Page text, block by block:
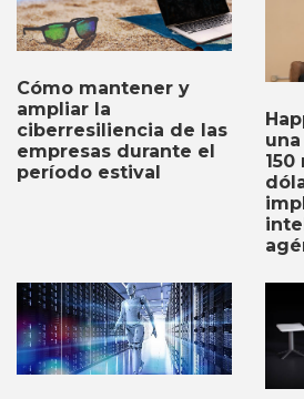
Cómo mantener y
ampliar la
ciberresiliencia de las
empresas durante el
período estival